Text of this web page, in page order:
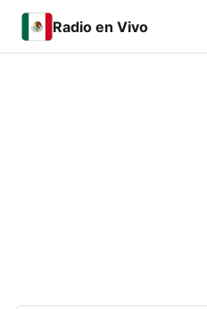
Radio en Vivo